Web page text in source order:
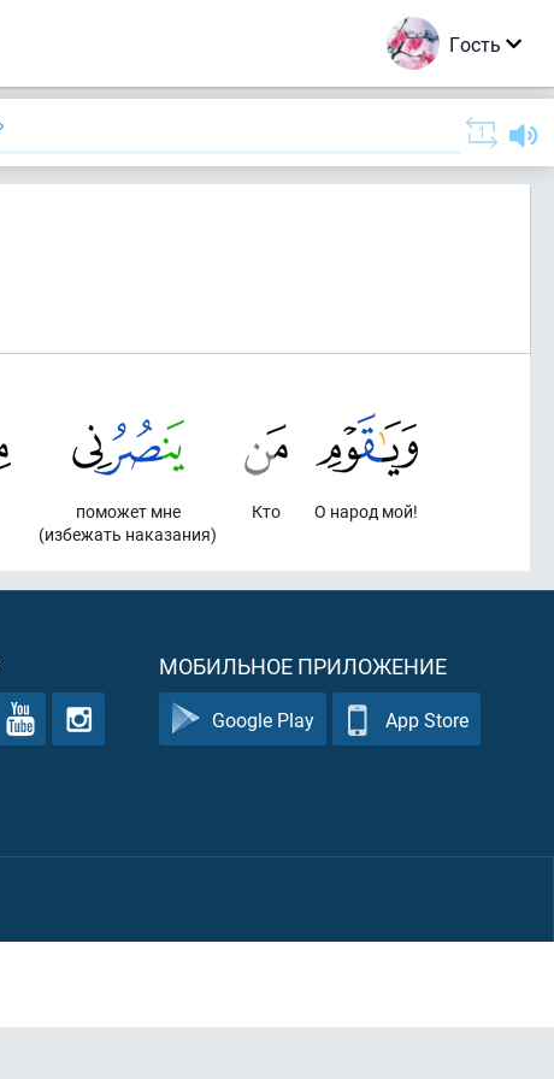
Гость
О народ мой!
Кто
поможет мне
(избежать наказания)
МОБИЛЬНОЕ ПРИЛОЖЕНИЕ
Google Play App Store